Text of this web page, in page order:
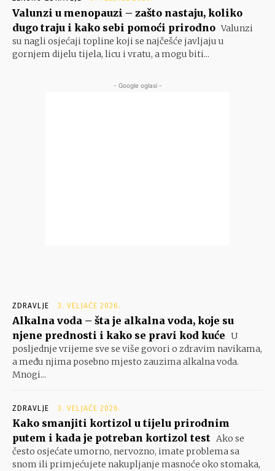
Valunzi u menopauzi – zašto nastaju, koliko
dugo traju i kako sebi pomoći prirodno Valunzi
su nagli osjećaji topline koji se najčešće javljaju u
gornjem dijelu tijela, licu i vratu, a mogu biti...
- Google oglasi -
ZDRAVLJE 3. VELJAČE 2026.
Alkalna voda – šta je alkalna voda, koje su
njene prednosti i kako se pravi kod kuće U
posljednje vrijeme sve se više govori o zdravim navikama,
a među njima posebno mjesto zauzima alkalna voda.
Mnogi...
ZDRAVLJE 3. VELJAČE 2026.
Kako smanjiti kortizol u tijelu prirodnim
putem i kada je potreban kortizol test Ako se
često osjećate umorno, nervozno, imate problema sa
snom ili primjećujete nakupljanje masnoće oko stomaka,